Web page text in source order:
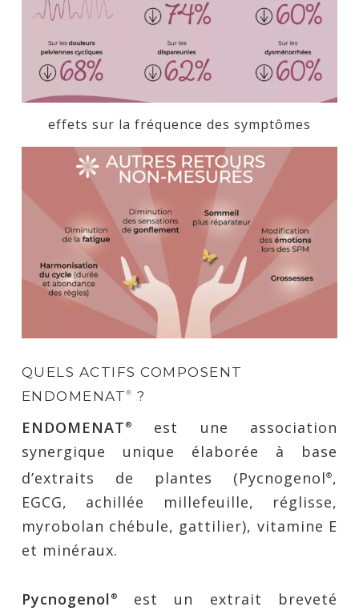
effets sur la fréquence des symptômes
QUELS ACTIFS COMPOSENT
ENDOMENAT® ?
ENDOMENAT ®
est une association
synergique unique élaborée à base
d’extraits de plantes (Pycnogenol®,
EGCG, achillée millefeuille, réglisse,
myrobolan chébule, gattilier), vitamine E
et minéraux.
Pycnogenol ®
est un extrait breveté